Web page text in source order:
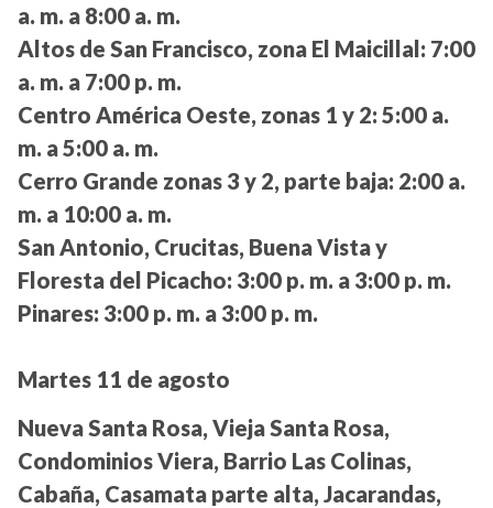
a. m. a 8:00 a. m.
Altos de San Francisco, zona El Maicillal: 7:00
a. m. a 7:00 p. m.
Centro América Oeste, zonas 1 y 2: 5:00 a.
m. a 5:00 a. m.
Cerro Grande zonas 3 y 2, parte baja: 2:00 a.
m. a 10:00 a. m.
San Antonio, Crucitas, Buena Vista y
Floresta del Picacho: 3:00 p. m. a 3:00 p. m.
Pinares: 3:00 p. m. a 3:00 p. m.
Martes 11 de agosto
Nueva Santa Rosa, Vieja Santa Rosa,
Condominios Viera, Barrio Las Colinas,
Cabaña, Casamata parte alta, Jacarandas,